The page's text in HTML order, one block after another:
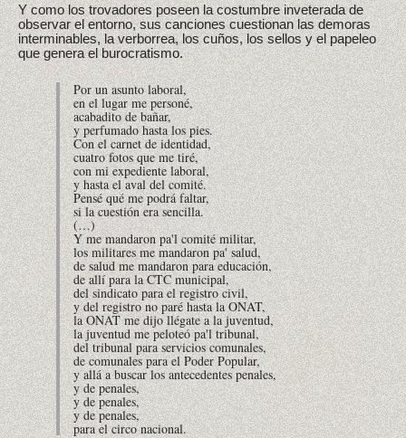
Y como los trovadores poseen la costumbre inveterada de
observar el entorno, sus canciones cuestionan las demoras
interminables, la verborrea, los cuños, los sellos y el papeleo
que genera el burocratismo.
Por un asunto laboral,
en el lugar me personé,
acabadito de bañar,
y perfumado hasta los pies.
Con el carnet de identidad,
cuatro fotos que me tiré,
con mi expediente laboral,
y hasta el aval del comité.
Pensé qué me podrá faltar,
si la cuestión era sencilla.
(…)
Y me mandaron pa'l comité militar,
los militares me mandaron pa' salud,
de salud me mandaron para educación,
de allí para la CTC municipal,
del sindicato para el registro civil,
y del registro no paré hasta la ONAT,
la ONAT me dijo llégate a la juventud,
la juventud me peloteó pa'l tribunal,
del tribunal para servicios comunales,
de comunales para el Poder Popular,
y allá a buscar los antecedentes penales,
y de penales,
y de penales,
y de penales,
para el circo nacional.